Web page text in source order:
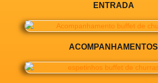
ENTRADA
ACOMPANHAMENTOS